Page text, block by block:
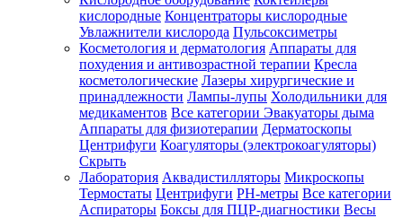
Зарегистрироваться
Зачем
регистрироваться?
Все
покупки
кислородные Концентраторы кислородные
Увлажнители кислорода Пульсоксиметры
Косметология и дерматология Аппараты для
похудения и антивозрастной терапии Кресла
косметологические Лазеры хирургические и
принадлежности Лампы-лупы Холодильники для
медикаментов Все категории Эвакуаторы дыма
Аппараты для физиотерапии Дерматоскопы
Центрифуги Коагуляторы (электрокоагуляторы)
Скрыть
Лаборатория Аквадистилляторы Микроскопы
Термостаты Центрифуги PH-метры Все категории
Аспираторы Боксы для ПЦР-диагностики Весы